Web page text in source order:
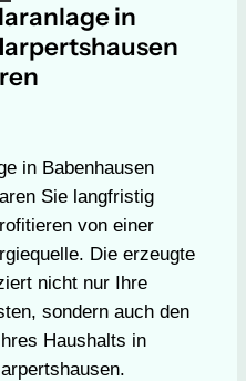
in
in Babenhausen
Sie langfristig
von einer
Die erzeugte
nicht nur Ihre
sondern auch den
Haushalts in